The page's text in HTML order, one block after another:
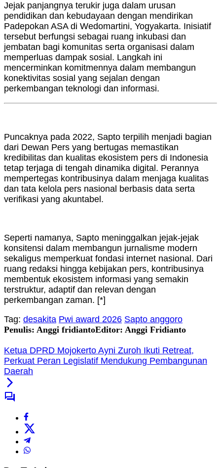
Jejak panjangnya terukir juga dalam urusan
pendidikan dan kebudayaan dengan mendirikan
Padepokan ASA di Wedomartini, Yogyakarta. Inisiatif
tersebut berfungsi sebagai ruang inkubasi dan
jembatan bagi komunitas serta organisasi dalam
memperluas dampak sosial. Langkah ini
mencerminkan komitmennya dalam membangun
konektivitas sosial yang sejalan dengan
perkembangan teknologi dan informasi.
Puncaknya pada 2022, Sapto terpilih menjadi bagian
dari Dewan Pers yang bertugas memastikan
kredibilitas dan kualitas ekosistem pers di Indonesia
tetap terjaga di tengah dinamika digital. Perannya
mempertegas kontribusinya dalam menjaga kualitas
dan tata kelola pers nasional berbasis data serta
verifikasi yang akuntabel.
Seperti namanya, Sapto meninggalkan jejak-jejak
konsitensi dalam membangun jurnalisme modern
sekaligus memperkuat fondasi internet nasional. Dari
ruang redaksi hingga kebijakan pers, kontribusinya
membentuk ekosistem informasi yang semakin
terstruktur, adaptif dan relevan dengan
perkembangan zaman. [*]
Tag: desakita Pwi award 2026 Sapto anggoro
Penulis: Anggi fridiantoEditor: Anggi Fridianto
Ketua DPRD Mojokerto Ayni Zuroh Ikuti Retreat,
Perkuat Peran Legislatif Mendukung Pembangunan
Daerah